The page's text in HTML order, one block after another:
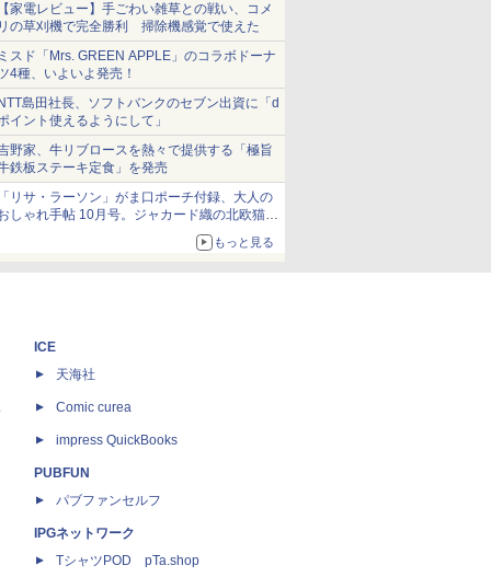
家電レビュー】手ごわい雑草との戦い、コメ
の草刈機で完全勝利 掃除機感覚で使えた
スド「Mrs. GREEN APPLE」のコラボドーナ
4種、いよいよ発売！
島田社長、ソフトバンクのセブン出資に「d
イント使えるようにして」
野家、牛リブロースを熱々で提供する「極旨
鉄板ステーキ定食」を発売
リサ・ラーソン」がま口ポーチ付録、大人の
しゃれ手帖 10月号。ジャカード織の北欧猫デ
もっと見る
ICE
天海社
Comic curea
impress QuickBooks
PUBFUN
パブファンセルフ
IPGネットワーク
TシャツPOD pTa.shop